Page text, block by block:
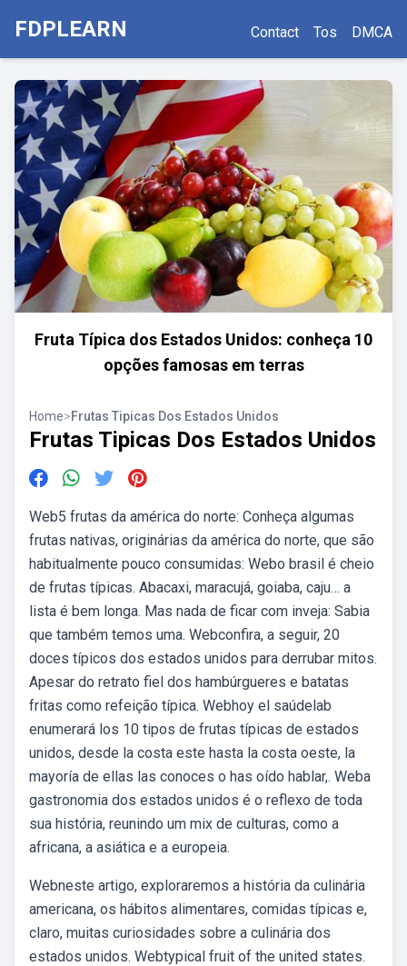
FDPLEARN Contact Tos DMCA
Fruta Típica dos Estados Unidos: conheça 10
opções famosas em terras
Home>Frutas Tipicas Dos Estados Unidos
Frutas Tipicas Dos Estados Unidos
Web5 frutas da américa do norte: Conheça algumas
frutas nativas, originárias da américa do norte, que são
habitualmente pouco consumidas: Webo brasil é cheio
de frutas típicas. Abacaxi, maracujá, goiaba, caju… a
lista é bem longa. Mas nada de ficar com inveja: Sabia
que também temos uma. Webconfira, a seguir, 20
doces típicos dos estados unidos para derrubar mitos.
Apesar do retrato fiel dos hambúrgueres e batatas
fritas como refeição típica. Webhoy el saúdelab
enumerará los 10 tipos de frutas típicas de estados
unidos, desde la costa este hasta la costa oeste, la
mayoría de ellas las conoces o has oído hablar,. Weba
gastronomia dos estados unidos é o reflexo de toda
sua história, reunindo um mix de culturas, como a
africana, a asiática e a europeia.
Webneste artigo, exploraremos a história da culinária
americana, os hábitos alimentares, comidas típicas e,
claro, muitas curiosidades sobre a culinária dos
estados unidos. Webtypical fruit of the united states.